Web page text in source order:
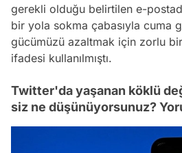
gerekli olduğu belirtilen e-
bir yola sokma çabasıyla cuma
gücümüzü azaltmak için zorlu
ifadesi kullanılmıştı.
Twitter'da yaşanan köklü
siz ne düşünüyorsunuz?